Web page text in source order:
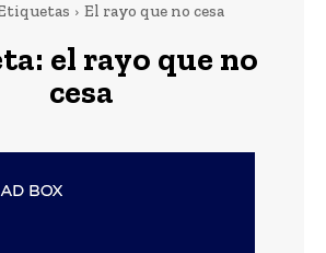
El rayo que no cesa
el rayo que no
cesa